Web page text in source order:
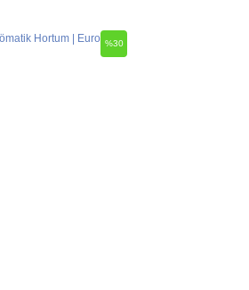
%30